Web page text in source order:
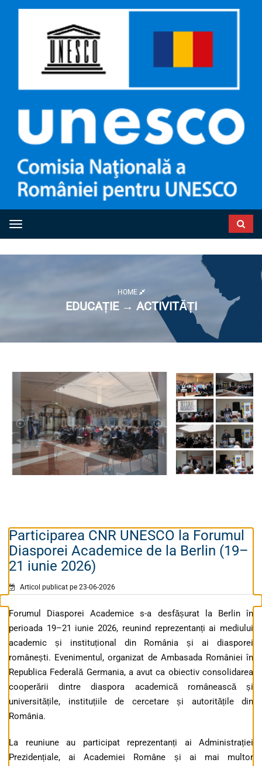
Toggle navigation
HOME
EDUCAȚIE → ACTIVITĂȚI
Participarea CNR UNESCO la Forumul
Diasporei Academice de la Berlin (19–
21 iunie 2026)
Articol publicat pe 23-06-2026
Forumul Diasporei Academice s-a desfășurat la Berlin în
perioada 19–21 iunie 2026, reunind reprezentanți ai mediului
academic și instituțional din România și ai diasporei
românești. Evenimentul, organizat de Ambasada României în
Republica Federală Germania, a avut ca obiectiv consolidarea
cooperării dintre diaspora academică românească și
universitățile, instituțiile de cercetare și autoritățile din
România.
La reuniune au participat reprezentanți ai Administrației
Prezidențiale, ai Academiei Române și ai mai multor